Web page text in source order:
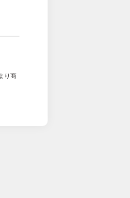
り商